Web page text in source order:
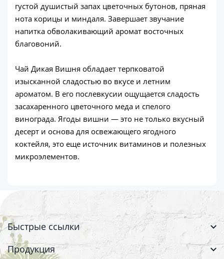
густой душистый запах цветочных бутонов, пряная
нота корицы и миндаля. Завершает звучание
напитка обволакивающий аромат восточных
благовоний.
Чай Дикая Вишня обладает терпковатой
изысканной сладостью во вкусе и летним
ароматом. В его послевкусии ощущается сладость
засахаренного цветочного меда и спелого
винограда. Ягоды вишни — это не только вкусный
десерт и основа для освежающего ягодного
коктейля, это еще источник витаминов и полезных
микроэлементов.
Быстрые ссылки
Продукция